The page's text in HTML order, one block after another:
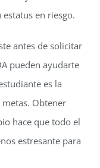
en riesgo.
antes de solicitar
pueden ayudarte
es la
Obtener
hace que todo el
estresante para